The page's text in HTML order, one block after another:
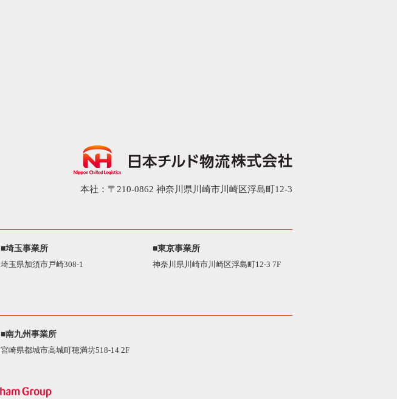
本社：〒210-0862 神奈川県川崎市川崎区浮島町12-3
■埼玉事業所
埼玉県加須市戸崎308-1
■東京事業所
神奈川県川崎市川崎区浮島町12-3 7F
■南九州事業所
宮崎県都城市高城町穂満坊518-14 2F